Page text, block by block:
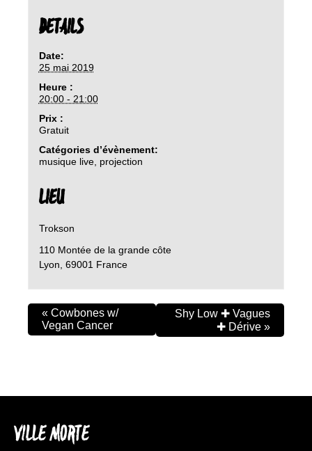
DETAILS
Date:
25 mai 2019
Heure :
20:00 - 21:00
Prix :
Gratuit
Catégories d’évènement:
musique live, projection
LIEU
Trokson
110 Montée de la grande côte
Lyon 69001 France
« Cowbones w/
Vegan Cancer
Shy Low ✚ Vagues
✚ Dérive »
VILLE MORTE